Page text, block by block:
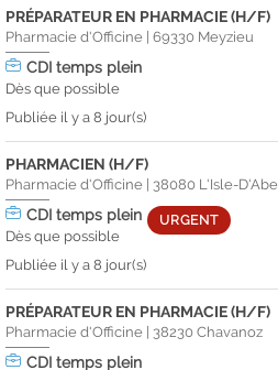
PRÉPARATEUR EN PHARMACIE (H/F)
Pharmacie d'Officine |69330 Meyzieu
CDItemps plein
Dès que possible
Publiée il y a 8 jour(s)
PHARMACIEN (H/F)
Pharmacie d'Officine 38080 L'Isle-
CDItemps plein
Dès que possible
URGENT
Publiée il y a 8 jour(s)
PRÉPARATEUR EN PHARMACIE (H/F)
Pharmacie d'Officine 38230Chavanoz
CDItemps plein